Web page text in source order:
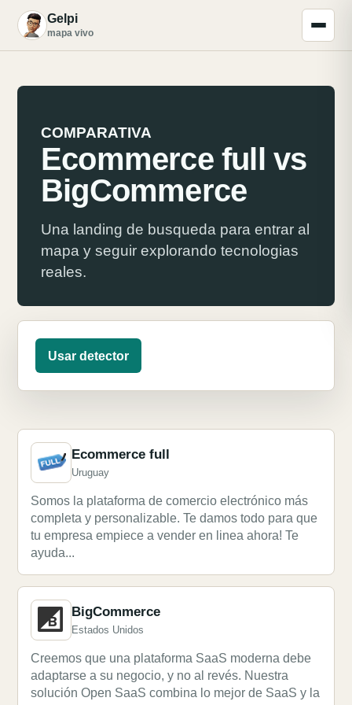
G Gelpi
mapa vivo
COMPARATIVA
Ecommerce full vs
BigCommerce
Una landing de busqueda para entrar al
mapa y seguir explorando tecnologias
reales.
Usar detector
Ecommerce full
Uruguay
Somos la plataforma de comercio electrónico más
completa y personalizable. Te damos todo para que
tu empresa empiece a vender en linea ahora! Te
ayuda...
BigCommerce
Estados Unidos
Creemos que una plataforma SaaS moderna debe
adaptarse a su negocio, y no al revés. Nuestra
solución Open SaaS combina lo mejor de SaaS y la